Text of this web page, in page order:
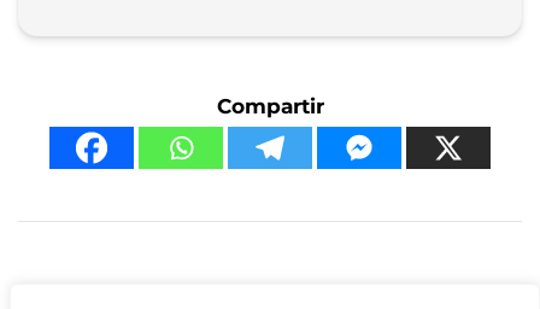
Compartir